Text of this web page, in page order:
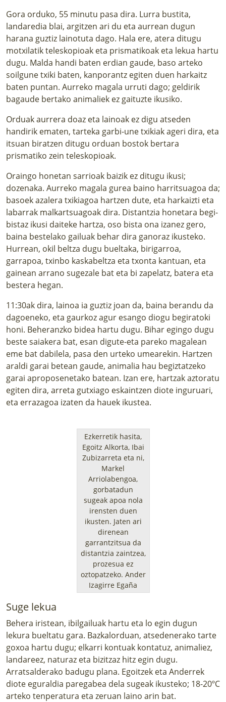
Gora orduko, 55 minutu pasa dira. Lurra bustita,
landaredia blai, argitzen ari du eta aurrean dugun
harana guztiz lainotuta dago. Hala ere, atera ditugu
motxilatik teleskopioak eta prismatikoak eta lekua hartu
dugu. Malda handi baten erdian gaude, baso arteko
soilgune txiki baten, kanporantz egiten duen harkaitz
baten puntan. Aurreko magala urruti dago; geldirik
bagaude bertako animaliek ez gaituzte ikusiko.
Orduak aurrera doaz eta lainoak ez digu atseden
handirik ematen, tarteka garbi-une txikiak ageri dira, eta
itsuan biratzen ditugu orduan bostok bertara
prismatiko zein teleskopioak.
Oraingo honetan sarrioak baizik ez ditugu ikusi;
dozenaka. Aurreko magala gurea baino harritsuagoa da;
basoek azalera txikiagoa hartzen dute, eta harkaizti eta
labarrak malkartsuagoak dira. Distantzia honetara begi-
bistaz ikusi daiteke hartza, oso bista ona izanez gero,
baina bestelako gailuak behar dira ganoraz ikusteko.
Hurrean, okil beltza dugu bueltaka, birigarroa,
garrapoa, txinbo kaskabeltza eta txonta kantuan, eta
gainean arrano sugezale bat eta bi zapelatz, batera eta
bestera hegan.
11:30ak dira, lainoa ia guztiz joan da, baina berandu da
dagoeneko, eta gaurkoz agur esango diogu begiratoki
honi. Beheranzko bidea hartu dugu. Bihar egingo dugu
beste saiakera bat, esan digute-eta pareko magalean
eme bat dabilela, pasa den urteko umearekin. Hartzen
araldi garai betean gaude, animalia hau begiztatzeko
garai aproposenetako batean. Izan ere, hartzak aztoratu
egiten dira, arreta gutxiago eskaintzen diote inguruari,
eta errazagoa izaten da hauek ikustea.
Ezkerretik hasita,
Egoitz Alkorta, Ibai
Zubizarreta eta ni,
Markel
Arriolabengoa,
gorbatadun
sugeak apoa nola
irensten duen
ikusten. Jaten ari
direnean
garrantzitsua da
distantzia zaintzea,
prozesua ez
oztopatzeko. Ander
Izagirre Egaña
Suge lekua
Behera iristean, ibilgailuak hartu eta lo egin dugun
lekura bueltatu gara. Bazkalorduan, atsedenerako tarte
goxoa hartu dugu; elkarri kontuak kontatuz, animaliez,
landareez, naturaz eta bizitzaz hitz egin dugu.
Arratsalderako badugu plana. Egoitzek eta Anderrek
diote eguraldia paregabea dela sugeak ikusteko; 18-20ºC
arteko tenperatura eta zeruan laino arin bat.